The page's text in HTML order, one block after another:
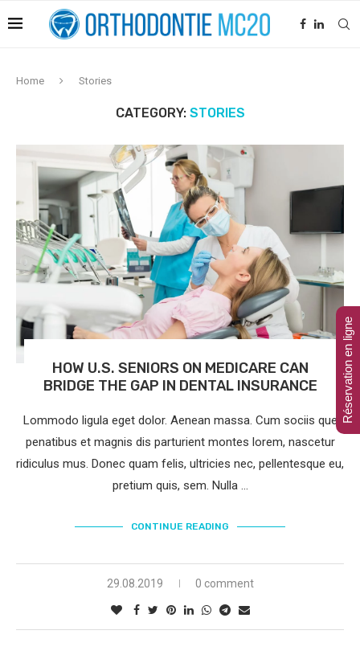
Home Stories
CATEGORY: STORIES
HOW U.S. SENIORS ON MEDICARE CAN
BRIDGE THE GAP IN DENTAL INSURANCE
Lommodo ligula eget dolor. Aenean massa. Cum sociis que
penatibus et magnis dis parturient montes lorem, nascetur
ridiculus mus. Donec quam felis, ultricies nec, pellentesque eu,
pretium quis, sem. Nulla …
CONTINUE READING
29.08.2019 0 comment
Réservation en ligne